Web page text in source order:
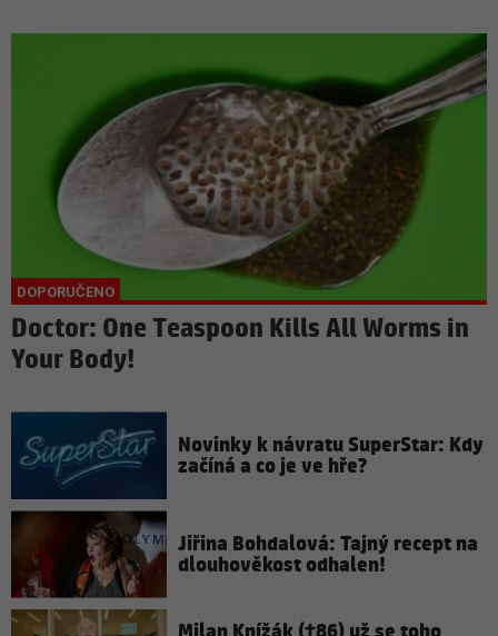
Doctor: One Teaspoon Kills All Worms in
Your Body!
Novinky k návratu SuperStar: Kdy
začíná a co je ve hře?
Jiřina Bohdalová: Tajný recept na
dlouhověkost odhalen!